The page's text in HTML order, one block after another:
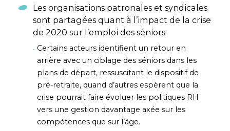
Les organisations patronales et syndicales
sont partagées quant à l’impact de la crise
de 2020 sur l’emploi des séniors
Certains acteurs identifient un retour en
arrière avec un ciblage des séniors dans les
plans de départ, ressuscitant le dispositif de
pré-retraite, quand d’autres espèrent que la
crise pourrait faire évoluer les politiques RH
vers une gestion davantage axée sur les
compétences que sur l’âge.